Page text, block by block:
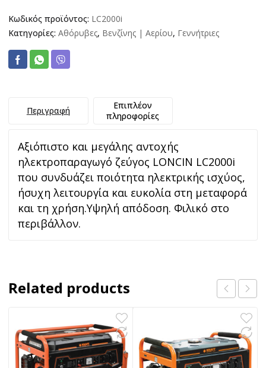
Κωδικός προϊόντος: LC2000i
Κατηγορίες: Αθόρυβες, Βενζίνης | Αερίου, Γεννήτριες
Περιγραφή
Επιπλέον
πληροφορίες
Αξιόπιστο και μεγάλης αντοχής
ηλεκτροπαραγωγό ζεύγος LONCIN LC2000i
που συνδυάζει ποιότητα ηλεκτρικής ισχύος,
ήσυχη λειτουργία και ευκολία στη μεταφορά
και τη χρήση.Υψηλή απόδοση. Φιλικό στο
περιβάλλον.
Related products